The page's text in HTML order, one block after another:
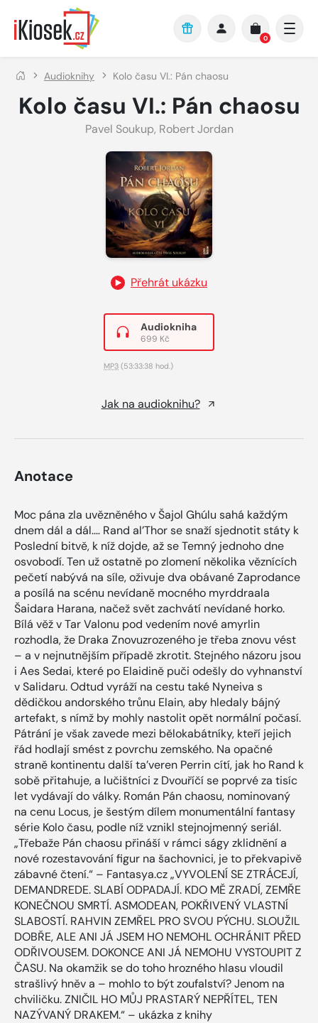
Přejít na hlavní obsah
0
Audioknihy Kolo času VI.: Pán chaosu
Kolo času VI.: Pán chaosu
Pavel Soukup, Robert Jordan
Přehrát ukázku
Audiokniha
699 Kč
MP3 (53:33:38 hod.)
Jak na audioknihu?
Anotace
Moc pána zla uvězněného v Šajol Ghúlu sahá každým
dnem dál a dál.… Rand al’Thor se snaží sjednotit státy k
Poslední bitvě, k níž dojde, až se Temný jednoho dne
osvobodí. Ten už ostatně po zlomení několika věznících
pečetí nabývá na síle, oživuje dva obávané Zaprodance
a posílá na scénu nevídaně mocného myrddraala
Šaidara Harana, načež svět zachvátí nevídané horko.
Bílá věž v Tar Valonu pod vedením nové amyrlin
rozhodla, že Draka Znovuzrozeného je třeba znovu vést
– a v nejnutnějším případě zkrotit. Stejného názoru jsou
i Aes Sedai, které po Elaidině puči odešly do vyhnanství
v Salidaru. Odtud vyráží na cestu také Nyneiva s
dědičkou andorského trůnu Elain, aby hledaly bájný
artefakt, s nímž by mohly nastolit opět normální počasí.
Pátrání je však zavede mezi bělokabátníky, kteří jejich
řád hodlají smést z povrchu zemského. Na opačné
straně kontinentu další ta’veren Perrin cítí, jak ho Rand k
sobě přitahuje, a lučištníci z Dvouříčí se poprvé za tisíc
let vydávají do války. Román Pán chaosu, nominovaný
na cenu Locus, je šestým dílem monumentální fantasy
série Kolo času, podle níž vznikl stejnojmenný seriál.
„Třebaže Pán chaosu přináší v rámci ságy zklidnění a
nové rozestavování figur na šachovnici, je to překvapivě
zábavné čtení.“ – Fantasya.cz „VYVOLENÍ SE ZTRÁCEJÍ,
DEMANDREDE. SLABÍ ODPADAJÍ. KDO MĚ ZRADÍ, ZEMŘE
KONEČNOU SMRTÍ. ASMODEAN, POKŘIVENÝ VLASTNÍ
SLABOSTÍ. RAHVIN ZEMŘEL PRO SVOU PÝCHU. SLOUŽIL
DOBŘE, ALE ANI JÁ JSEM HO NEMOHL OCHRÁNIT PŘED
ODŘIVOUSEM. DOKONCE ANI JÁ NEMOHU VYSTOUPIT Z
ČASU. Na okamžik se do toho hrozného hlasu vloudil
strašlivý hněv a – mohlo to být zoufalství? Jenom na
chviličku. ZNIČIL HO MŮJ PRASTARÝ NEPŘÍTEL, TEN
NAZÝVANÝ DRAKEM.“ – ukázka z knihy